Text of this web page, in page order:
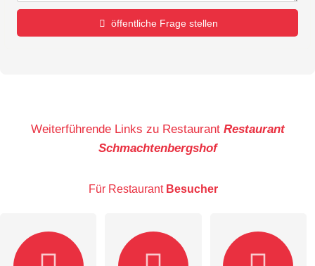
öffentliche Frage stellen
Weiterführende Links zu Restaurant Restaurant
Schmachtenbergshof
Für Restaurant Besucher